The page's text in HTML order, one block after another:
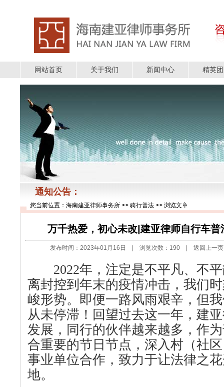
网站首页 关于我们 新闻中心 精英
通知公告：
您当前位置： 海南建亚律师事务所 >> 骑行普法 >> 浏览文章
万千热爱，初心未改|建亚律师自行车
发布时间：2023年01月16日 | 浏览次数： 190 | 返回上一页
2022年，注定是不平凡、不平
离封控到年末的疫情冲击，我们
峻形势。即便一路风雨艰辛，但
从未停滞！回望过去这一年，建
发展，同行的伙伴越来越多，作
合重要的节日节点，深入村（社
事业单位合作，致力于让法律之
地。